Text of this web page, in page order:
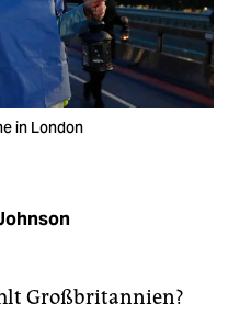
in London
Großbritannien?